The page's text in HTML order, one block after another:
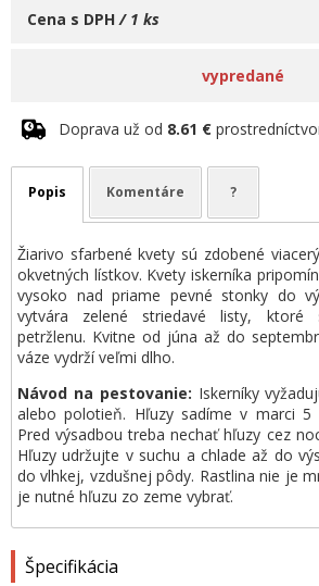
Cena s DPH/ 1 ks
vypredané
Doprava už od 8.61 €
Popis Komentáre ?
Žiarivo sfarbené kvety sú zdobené
okvetných lístkov. Kvety iskerníka
vysoko nad priame pevné stonky do
vytvára zelené striedavé listy, ktoré
petržlenu. Kvitne od júna až do
váze vydrží veľmi dlho.
Návod na pestovanie: Iskerníky
alebo polotieň. Hľuzy sadíme v marci
Pred výsadbou treba nechať hľuzy cez
Hľuzy udržujte v suchu a chlade až do
do vlhkej, vzdušnej pôdy. Rastlina nie je
je nutné hľuzu zo zeme vybrať.
Špecifikácia